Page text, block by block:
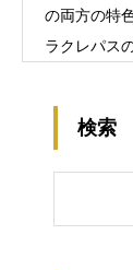
の両方の特
ラクレパス
検索